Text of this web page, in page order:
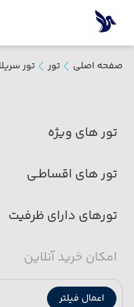
صفحه اصلی تور تور
تور های ویژه
تور های اقساطـی
تورهای دارای ظرفیت
امکان خرید آنلاین
اعمال فیلتر